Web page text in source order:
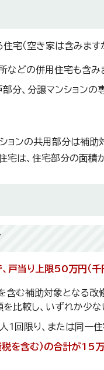
宅（空き家は含みます
などの併用住宅も含みま
分、分譲マンションの
ョンの共用部分は補助
宅は、住宅部分の面積
戸当り上限50万円（千
む補助対象となる改
比較し、いずれか少な
1回限り、または同一
を含む）の合計が15